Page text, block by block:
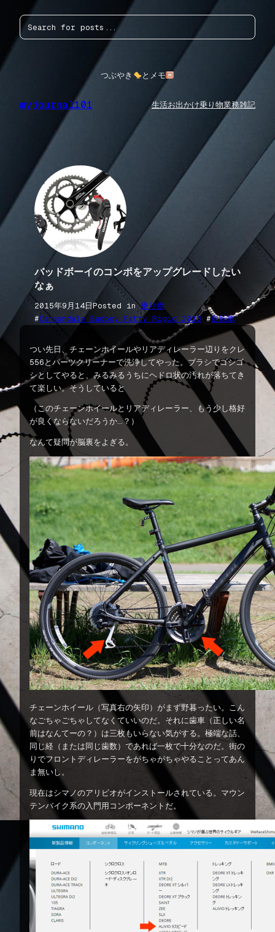
ス
キ
検
索
つぶやき とメモ
myjournal101 生活お出かけ乗り物業務雑記
バッドボーイのコンポをアップグレードしたい
なぁ
2015年9月14日Posted in乗り物
#Cannondale Badboy Fatty Rigid 2013 #自転車
つい先日、チェーンホイールやリアディレーラー辺りをクレ
556とパーツクリーナーで洗浄してやった。ブラシでゴシゴ
シとしてやると、みるみるうちにヘドロ状の汚れが落ちてき
て楽しい。そうしていると
（このチェーンホイールとリアディレーラー、もう少し格好
が良くならないだろうか…？）
なんて疑問が脳裏をよぎる。
チェーンホイール（写真右の矢印）がまず野暮ったい。こん
なごちゃごちゃしてなくていいのだ。それに歯車（正しい名
前はなんてーの？）は三枚もいらない気がする。極端な話、
同じ経（または同じ歯数）であれば一枚で十分なのだ。街の
りでフロントディレーラーをがちゃがちゃやることってあん
ま無いし。
現在はシマノのアリビオがインストールされている。マウン
テンバイク系の入門用コンポーネントだ。